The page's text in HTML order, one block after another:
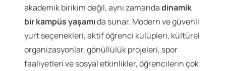
akademik birikim değil, aynı zamandadinamik
bir kampüs yaşamıda sunar. Modern ve güvenli
yurt seçenekleri, aktif öğrenci kulüpleri, kültürel
organizasyonlar, gönüllülük projeleri, spor
faaliyetleri ve sosyal etkinlikler, öğrencilerin çok